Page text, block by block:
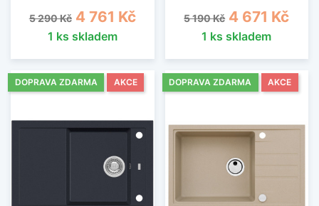
Běžná cena
5 290 Kč Cena
4 761 Kč
1 ks skladem
Běžná cena
5 190 Kč Cena
4 671 Kč
1 ks skladem
DOPRAVA ZDARMA AKCE DOPRAVA ZDARMA AKCE